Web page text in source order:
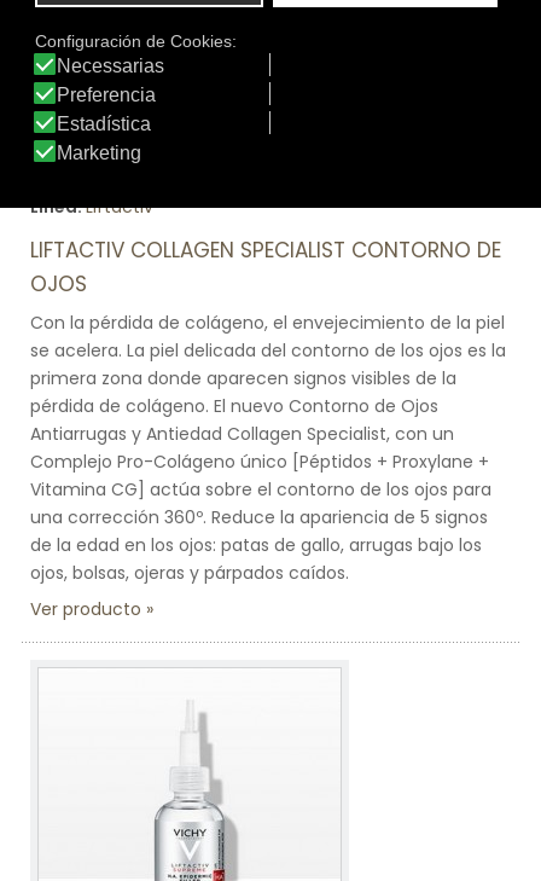
Tamaño:15 ml.
Línea:Liftactiv
LIFTACTIV COLLAGEN SPECIALIST CONTORNO DE
OJOS
Con la pérdida de colágeno, el envejecimiento de la piel
se acelera. La piel delicada del contorno de los ojos es la
primera zona donde aparecen signos visibles de la
pérdida de colágeno. El nuevo Contorno de Ojos
Antiarrugas y Antiedad Collagen Specialist, con un
Complejo Pro-Colágeno único [Péptidos + Proxylane +
Vitamina CG] actúa sobre el contorno de los ojos para
una corrección 360º. Reduce la apariencia de 5 signos
de la edad en los ojos: patas de gallo, arrugas bajo los
ojos, bolsas, ojeras y párpados caídos.
Ver producto